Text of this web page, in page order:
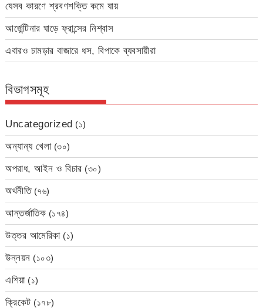
যেসব কারণে শ্রবণশক্তি কমে যায়
আর্জেন্টিনার ঘাড়ে ফ্রান্সের নিশ্বাস
এবারও চামড়ার বাজারে ধস, বিপাকে ব্যবসায়ীরা
বিভাগসমূহ
Uncategorized (১)
অন্যান্য খেলা(৩০)
অপরাধ, আইন ও বিচার (৩০)
অর্থনীতি(৭৬)
আন্তর্জাতিক (১৭৪)
উত্তর আমেরিকা(১)
উন্নয়ন (১০৩)
এশিয়া(১)
ক্রিকেট (১৭৮)